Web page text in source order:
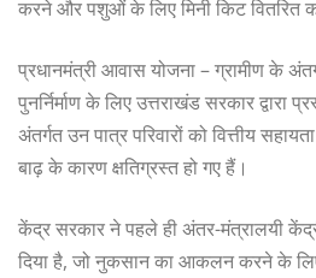
करने और पशुओं के लिए मिनी किट वितरित
प्रधानमंत्री आवास योजना – ग्रामीण के
पुनर्निर्माण के लिए उत्तराखंड सरकार द्वारा
अंतर्गत उन पात्र परिवारों को वित्तीय
बाढ़ के कारण क्षतिग्रस्त हो गए हैं।
केंद्र सरकार ने पहले ही अंतर-मंत्रालयी
दिया है, जो नुकसान का आकलन करने के लिए